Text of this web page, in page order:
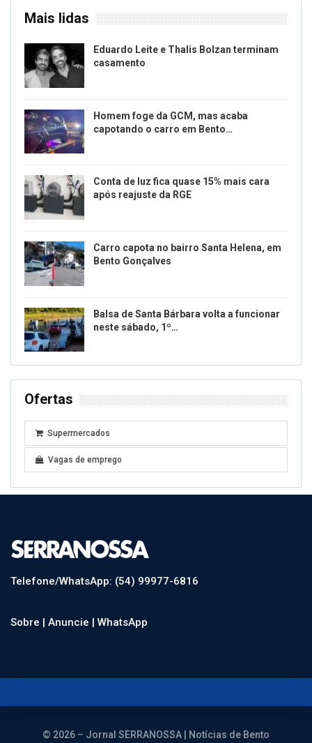
Mais lidas
Eduardo Leite e Thalis Bolzan terminam
casamento
Homem foge da GCM, mas acaba
capotando o carro em Bento…
Conta de luz fica quase 15% mais cara
após reajuste da RGE
Carro capota no bairro Santa Helena, em
Bento Gonçalves
Balsa de Santa Bárbara volta a funcionar
neste sábado, 1º…
Ofertas
Supermercados
Vagas de emprego
Telefone/WhatsApp: (54) 99977-6816
Sobre | Anuncie | WhatsApp
© 2026 – Jornal SERRANOSSA | Notícias de Bento